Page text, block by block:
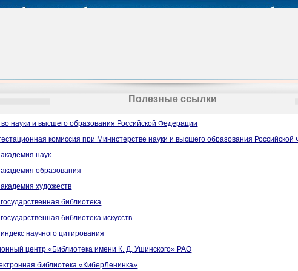
Полезные ссылки
науки и высшего образования Российской Федерации
комиссия при Министерстве науки и высшего образования Российской
наук
академия образования
академия художеств
библиотека
библиотека искусств
научного цитирования
центр «Библиотека имени К. Д. Ушинского» РАО
библиотека «КиберЛенинка»